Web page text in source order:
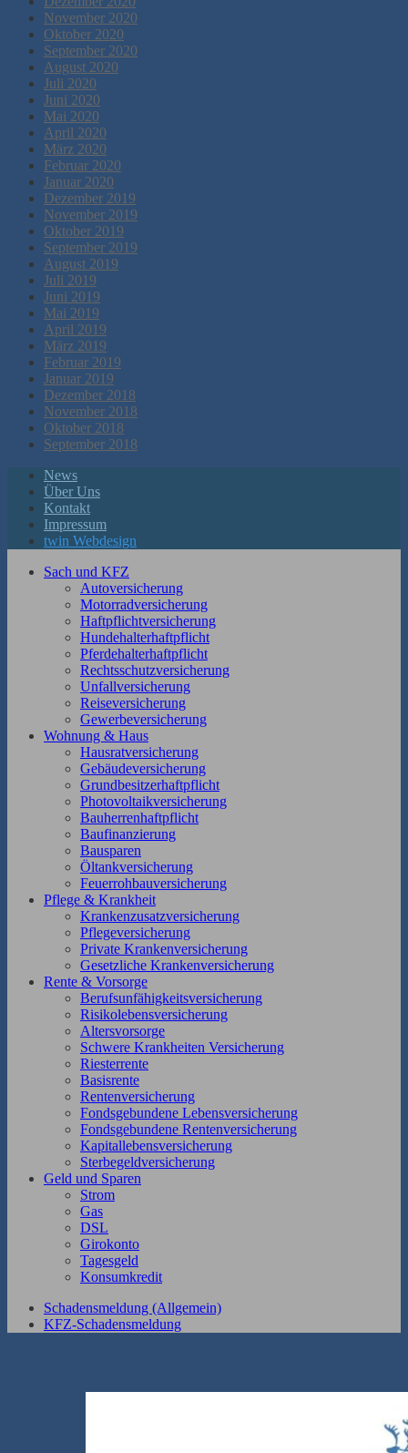
November 2020
Oktober 2020
September 2020
August 2020
Juli 2020
Juni 2020
Mai 2020
April 2020
März 2020
Februar 2020
Januar 2020
Dezember 2019
November 2019
Oktober 2019
September 2019
August 2019
Juli 2019
Juni 2019
Mai 2019
April 2019
März 2019
Februar 2019
Januar 2019
Dezember 2018
November 2018
Oktober 2018
September 2018
News
Über Uns
Kontakt
Impressum
twin Webdesign
Sach und KFZ
Autoversicherung
Motorradversicherung
Haftpflichtversicherung
Hundehalterhaftpflicht
Pferdehalterhaftpflicht
Rechtsschutzversicherung
Unfallversicherung
Reiseversicherung
Gewerbeversicherung
Wohnung & Haus
Hausratversicherung
Gebäudeversicherung
Grundbesitzerhaftpflicht
Photovoltaikversicherung
Bauherrenhaftpflicht
Baufinanzierung
Bausparen
Öltankversicherung
Feuerrohbauversicherung
Pflege & Krankheit
Krankenzusatzversicherung
Pflegeversicherung
Private Krankenversicherung
Gesetzliche Krankenversicherung
Rente & Vorsorge
Berufs­unfähigkeitsversicherung
Risikolebensversicherung
Altersvorsorge
Schwere Krankheiten Versicherung
Riesterrente
Basisrente
Rentenversicherung
Fondsgebundene Lebensversicherung
Fondsgebundene Rentenversicherung
Kapitallebensversicherung
Sterbegeldversicherung
Geld und Sparen
Strom
Gas
DSL
Girokonto
Tagesgeld
Konsumkredit
Schadensmeldung (Allgemein)
KFZ-Schadensmeldung